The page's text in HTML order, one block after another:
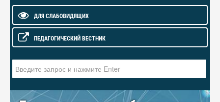
ДЛЯ СЛАБОВИДЯЩИХ
ПЕДАГОГИЧЕСКИЙ ВЕСТНИК